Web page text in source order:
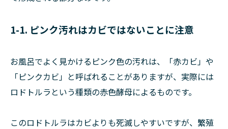
1-1. ピンク汚れはカビではないことに注意
お風呂でよく見かけるピンク色の汚れは、「赤カビ」や
「ピンクカビ」と呼ばれることがありますが、実際には
ロドトルラという種類の赤色酵母によるものです。
このロドトルラはカビよりも死滅しやすいですが、繁殖